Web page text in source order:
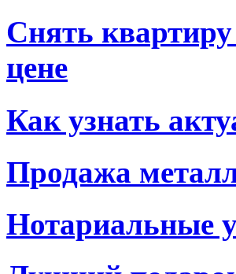
Снять
цене
Как узнать
Продажа
Нотариальные